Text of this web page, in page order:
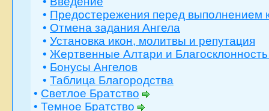
• Предостережения перед выполнением
• Отмена задания Ангела
• Установка икон, молитвы и репутация
• Жертвенные Алтари и
• Бонусы Ангелов
• Таблица Благородства
• Светлое Братство
• Темное Братство